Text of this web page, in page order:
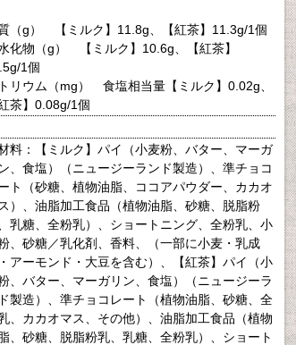
（g） 【ミルク】11.8g、【紅茶】11.3g/1個
化物（g） 【ミルク】10.6g、【紅茶】
1個
リウム（mg） 食塩相当量【ミルク】0.02g、
紅茶】0.08g/1個
料：【ミルク】パイ（小麦粉、バター、マーガ
、食塩）（ニュージーランド製造）、準チョコ
ト（砂糖、植物油脂、ココアパウダー、カカオ
）、油脂加工食品（植物油脂、砂糖、脱脂粉
乳糖、全粉乳）、ショートニング、全粉乳、小
、砂糖／乳化剤、香料、（一部に小麦・乳成
アーモンド・大豆を含む）、【紅茶】パイ（小
、バター、マーガリン、食塩）（ニュージーラ
製造）、準チョコレート（植物油脂、砂糖、全
、カカオマス、その他）、油脂加工食品（植物
、砂糖、脱脂粉乳、乳糖、全粉乳）、ショート